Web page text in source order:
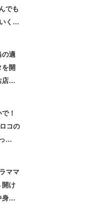
でも
く」
の適
開
レ
！
コの
ママ
開け
に